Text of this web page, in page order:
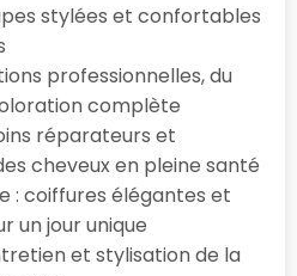
stylées et confortables
professionnelles, du
complète
réparateurs et
cheveux en pleine santé
: coiffures élégantes et
un jour unique
et stylisation de la